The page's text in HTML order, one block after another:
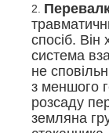
спосіб.
система
не
з меншого
розсаду
земляна